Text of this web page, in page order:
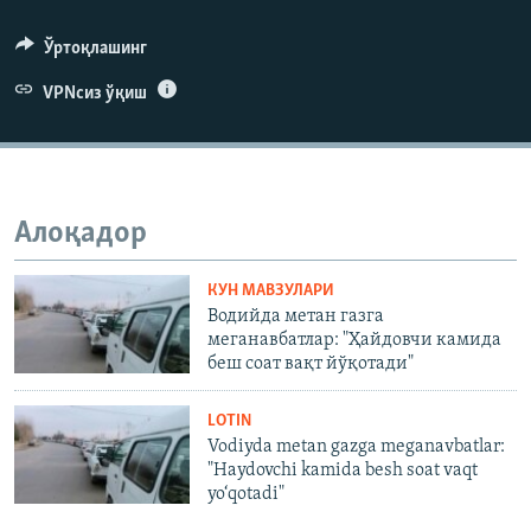
Ўртоқлашинг
VPNсиз ўқиш
Алоқадор
КУН МАВЗУЛАРИ
Водийда метан газга
меганавбатлар: "Ҳайдовчи камида
беш соат вақт йўқотади"
LOTIN
Vodiyda metan gazga meganavbatlar:
"Haydovchi kamida besh soat vaqt
yo‘qotadi"